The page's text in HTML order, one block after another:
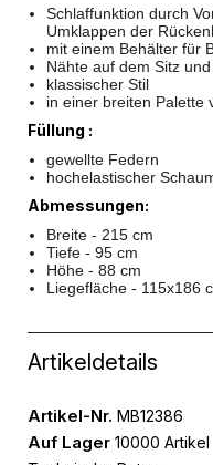
Schlaffunktion durch
Umklappen der
mit einem Behälter für
Nähte auf dem Sitz
klassischer Stil
in einer breiten Palette
Füllung :
gewellte Federn
hochelastischer
Abmessungen:
Breite - 215 cm
Tiefe - 95 cm
Höhe - 88 cm
Liegefläche - 115x186
Artikeldetails
Artikel-Nr. MB12386
Auf Lager 10000 Artikel